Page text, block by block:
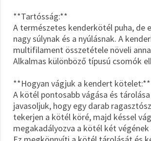
**Tartósság:**
A természetes kenderkötél puha, de
nagy súlynak és a nyúlásnak. A
multifilament összetétele növeli
Alkalmas különböző típusú csomók
**Hogyan vágjuk a kendert kötelet:**
A kötél pontosabb vágása és
javasoljuk, hogy egy darab
tekerjen a kötél köré, majd késsel
megakadályozva a kötél két